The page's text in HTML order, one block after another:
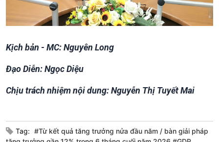
360 độ Sức khỏe
Chuyển đổi Xanh
Chuyên gia của bạn
Bước chân đến trường
Kết nối công nghệ
Sống chung với biến đổi
Kịch bản - MC: Nguyên Long
Đạo Diễn: Ngọc Diệu
Chịu trách nhiệm nội dung: Nguyễn Thị Tuyết Mai
Tag: #Từ kết quả tăng trưởng nửa đầu năm
bàn giải pháp